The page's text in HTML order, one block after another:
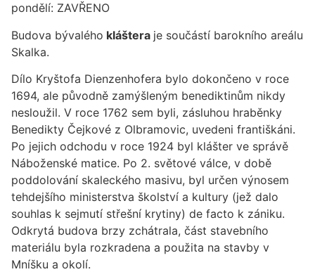
pondělí: ZAVŘENO
Budova bývalého kláštera je součástí barokního areálu
Skalka.
Dílo Kryštofa Dienzenhofera bylo dokončeno v roce
1694, ale původně zamýšleným benediktinům nikdy
nesloužil. V roce 1762 sem byli, zásluhou hraběnky
Benedikty Čejkové z Olbramovic, uvedeni františkáni.
Po jejich odchodu v roce 1924 byl klášter ve správě
Náboženské matice. Po 2. světové válce, v době
poddolování skaleckého masivu, byl určen výnosem
tehdejšího ministerstva školství a kultury (jež dalo
souhlas k sejmutí střešní krytiny) de facto k zániku.
Odkrytá budova brzy zchátrala, část stavebního
materiálu byla rozkradena a použita na stavby v
Mníšku a okolí.